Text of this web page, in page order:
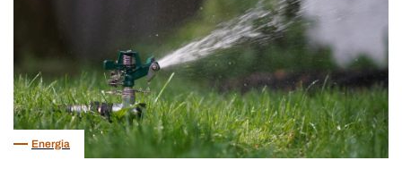
Energia